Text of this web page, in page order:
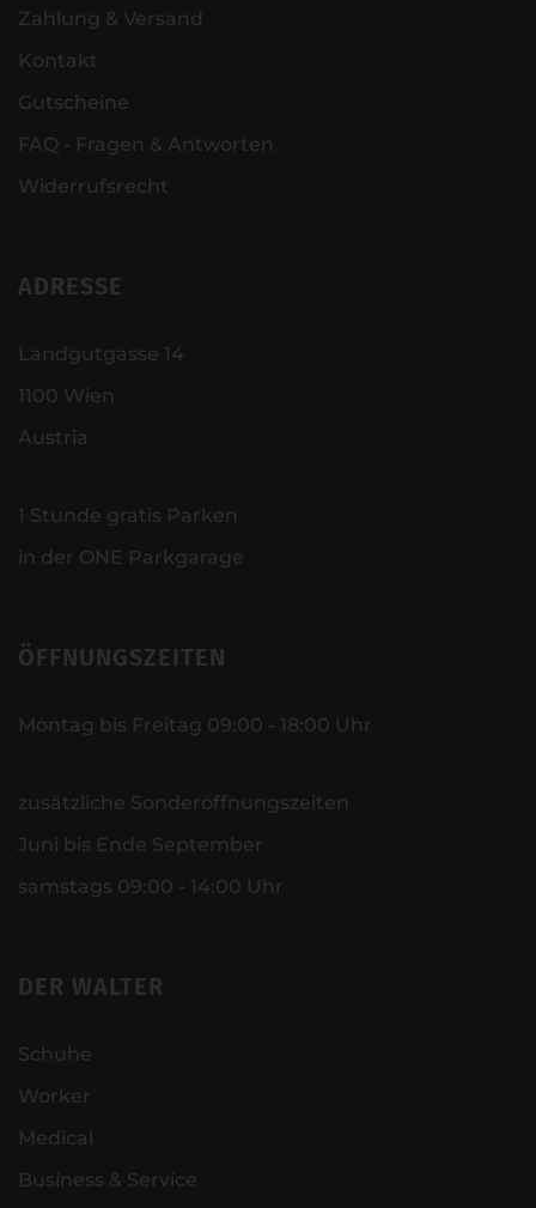
Zahlung & Versand
Kontakt
Gutscheine
FAQ - Fragen & Antworten
Widerrufsrecht
ADRESSE
Landgutgasse 14
1100 Wien
Austria
1 Stunde gratis Parken
in der ONE Parkgarage
ÖFFNUNGSZEITEN
Montag bis Freitag 09:00 - 18:00 Uhr
zusätzliche Sonderöffnungszeiten
Juni bis Ende September
samstags 09:00 - 14:00 Uhr
DER WALTER
Schuhe
Worker
Medical
Business & Service